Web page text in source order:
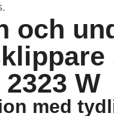
och
W
med